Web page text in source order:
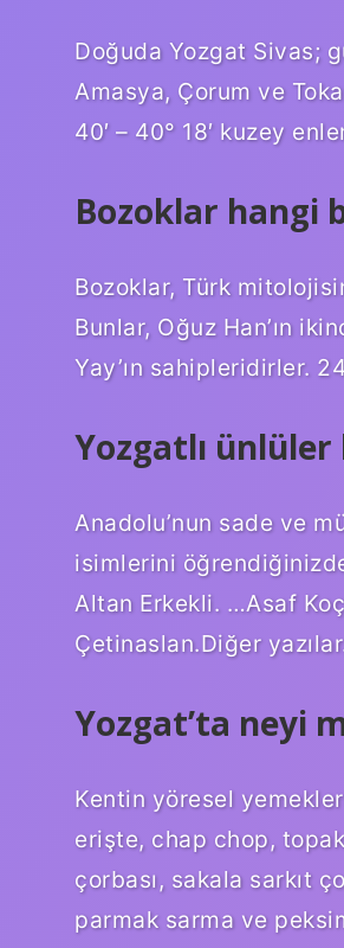
Doğuda Yozgat Sivas;
Amasya, Çorum ve
40′ – 40° 18′ kuzey
Bozoklar hangi
Bozoklar, Türk
Bunlar, Oğuz Han’ın
Yay’ın sahipleridirler.
Yozgatlı
Anadolu’nun sade ve
isimlerini
Altan Erkekli. …Asaf
Çetinaslan.Diğer
Yozgat’ta neyi
Kentin yöresel
erişte, chap chop,
çorbası, sakala sarkıt
parmak sarma ve